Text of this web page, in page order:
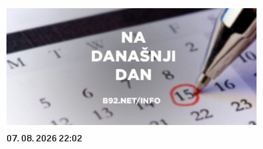
07. 08. 2026 22:02